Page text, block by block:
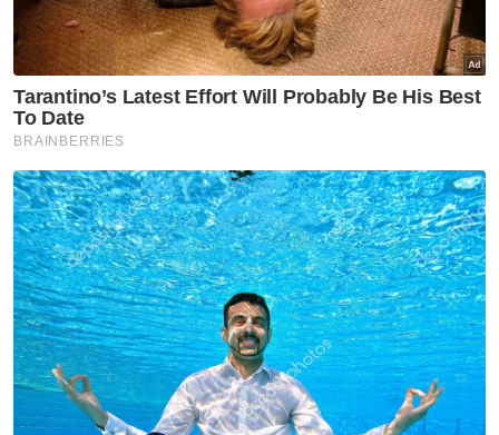
“Salah satunya, untuk memecahkan kartel-
kartel yang sedia ada dan saya
bertanggungjawab memastikan segala
bentuk projek mesti diagihkan mengikut
prinsip tadbir urus yang betul,” ujarnya.
Tambah beliau, walaupun memegang